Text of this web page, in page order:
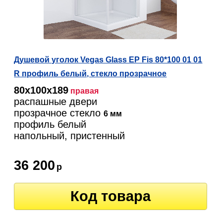
Душевой уголок Vegas Glass EP Fis 80*100 01 01
R профиль белый, стекло прозрачное
80х100х189 правая
распашные двери
прозрачное стекло6 мм
профиль белый
напольный, пристенный
36 200 р
Код товара